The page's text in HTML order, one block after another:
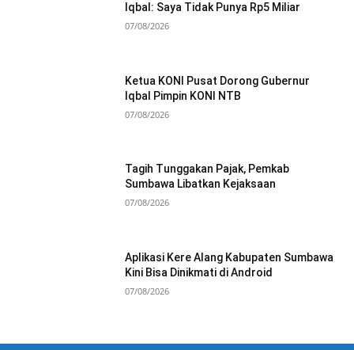
Iqbal: Saya Tidak Punya Rp5 Miliar
07/08/2026
Ketua KONI Pusat Dorong Gubernur
Iqbal Pimpin KONI NTB
07/08/2026
Tagih Tunggakan Pajak, Pemkab
Sumbawa Libatkan Kejaksaan
07/08/2026
Aplikasi Kere Alang Kabupaten Sumbawa
Kini Bisa Dinikmati di Android
07/08/2026